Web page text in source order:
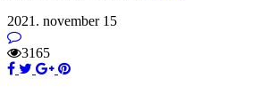
2021. november 15
3165